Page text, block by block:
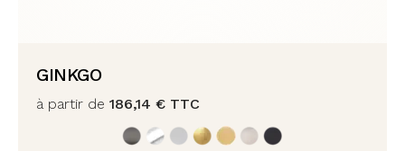
GINKGO
à partir de 186,14 € TTC